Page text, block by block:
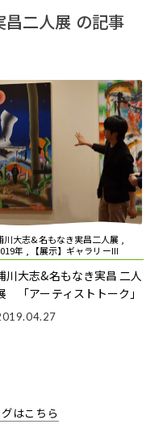
二人展 の記事
川大志&名もなき実昌二人展 ,
年 , 【展示】ギャラリーIII
川大志&名もなき実昌 二人
「アーティストトーク」
はこちら